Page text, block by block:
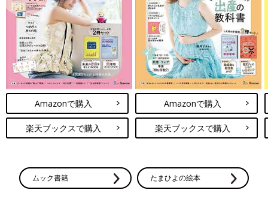
嫁ってぃこと、妻の石川あんなさんと。（ゆってぃさんInstagramより）
――妻のあんなさんとの出会いのきっかけ、そして最初の印象を
聞かせてください。
ゆってぃ 僕の『ゆってぃ食堂』というYouTubeの番組にゲスト
で来てくれたのがきっかけです。ゲストは毎回、番組のプロデユ
ーサーさんが選んでいるので、僕は当日まで知りません。その日
も番組が始まる前にあいさつしたのが初対面でした。あくまでも
自分の番組に来てくれたゲストさんとしか考えていなかったの
で、グラビアアイドルをされている方なんだな･･･、くらいの印
――そんなあんなさんが、ゆってぃさんの人生のパートナーにな
った経緯を教えてください。
Amazonで購入
楽天ブックスで購入
Amazonで購入
楽天ブックスで購入
ムック書籍 たまひよの絵本